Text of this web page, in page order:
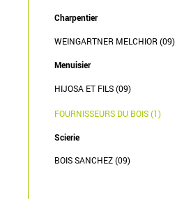
Charpentier
WEINGARTNER MELCHIOR (09)
Menuisier
HIJOSA ET FILS (09)
FOURNISSEURS DU BOIS (1)
Scierie
BOIS SANCHEZ (09)